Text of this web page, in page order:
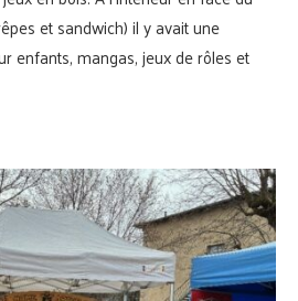
et sandwich) il y avait une
enfants, mangas, jeux de rôles et